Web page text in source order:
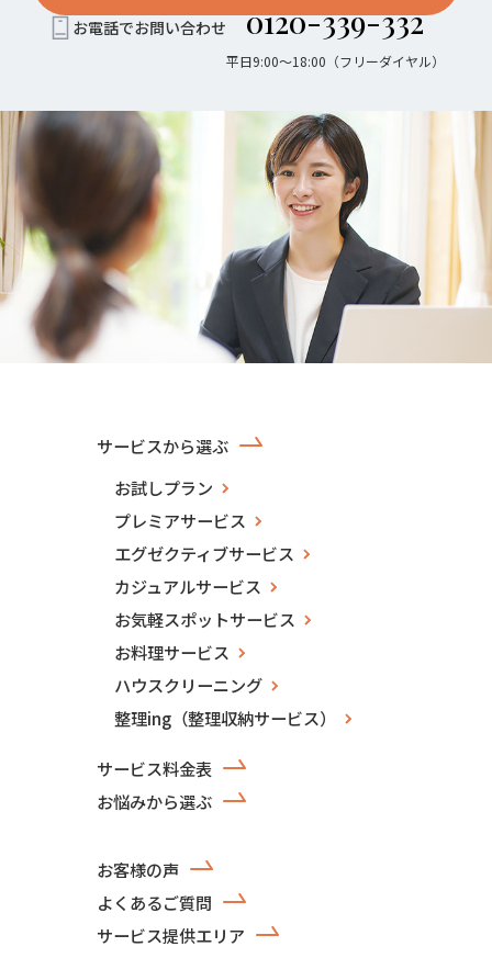
お電話でお問い合わせ 0120-339-332
平日9:00〜18:00（フリーダイヤル）
サービスから選ぶ
お試しプラン
プレミアサービス
エグゼクティブサービス
カジュアルサービス
お気軽スポットサービス
お料理サービス
ハウスクリーニング
整理ing（整理収納サービス）
サービス料金表
お悩みから選ぶ
お客様の声
よくあるご質問
サービス提供エリア